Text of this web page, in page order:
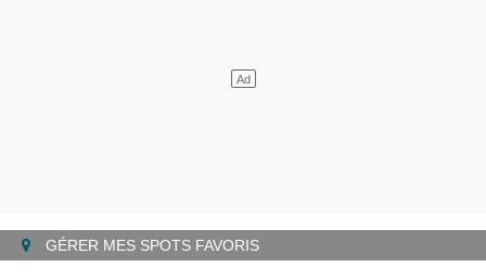
GÉRER MES SPOTS FAVORIS